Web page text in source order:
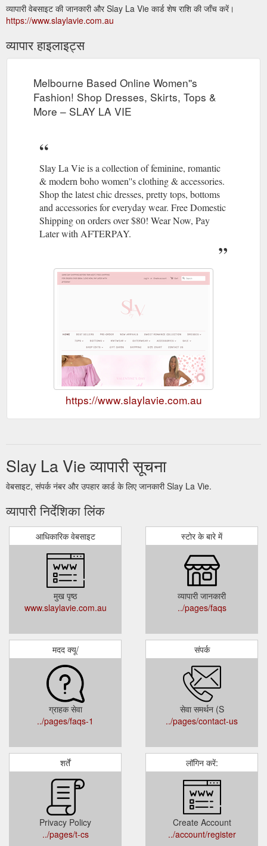
व्यापारी वेबसाइट की जानकारी और Slay La Vie कार्ड शेष राशि की जाँच करें।
https://www.slaylavie.com.au
व्यापार हाइलाइट्स
Melbourne Based Online Women''s
Fashion! Shop Dresses, Skirts, Tops &
More – SLAY LA VIE
Slay La Vie is a collection of feminine, romantic
& modern boho women''s clothing & accessories.
Shop the latest chic dresses, pretty tops, bottoms
and accessories for everyday wear. Free Domestic
Shipping on orders over $80! Wear Now, Pay
Later with AFTERPAY.
https://www.slaylavie.com.au
Slay La Vie व्यापारी सूचना
वेबसाइट, संपर्क नंबर और उपहार कार्ड के लिए जानकारी Slay La Vie.
व्यापारी निर्देशिका लिंक
आधिकारिक वेबसाइट
मुख पृष्ठ
www.slaylavie.com.au
स्टोर के बारे में
व्यापारी जानकारी
../pages/faqs
मदद क्यू/
ग्राहक सेवा
../pages/faqs-1
संपर्क
सेवा समर्थन (S
../pages/contact-us
शर्तें
Privacy Policy
../pages/t-cs
लॉगिन करें:
Create Account
../account/register